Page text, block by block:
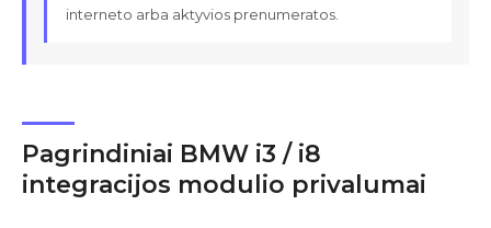
interneto arba aktyvios prenumeratos.
Pagrindiniai BMW i3 / i8
integracijos modulio privalumai